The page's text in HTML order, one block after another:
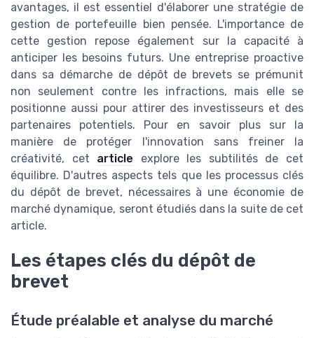
avantages, il est essentiel d'élaborer une stratégie de
gestion de portefeuille bien pensée. L'importance de
cette gestion repose également sur la capacité à
anticiper les besoins futurs. Une entreprise proactive
dans sa démarche de dépôt de brevets se prémunit
non seulement contre les infractions, mais elle se
positionne aussi pour attirer des investisseurs et des
partenaires potentiels. Pour en savoir plus sur la
manière de protéger l'innovation sans freiner la
créativité, cet article explore les subtilités de cet
équilibre. D'autres aspects tels que les processus clés
du dépôt de brevet, nécessaires à une économie de
marché dynamique, seront étudiés dans la suite de cet
article.
Les étapes clés du dépôt de
brevet
Étude préalable et analyse du marché